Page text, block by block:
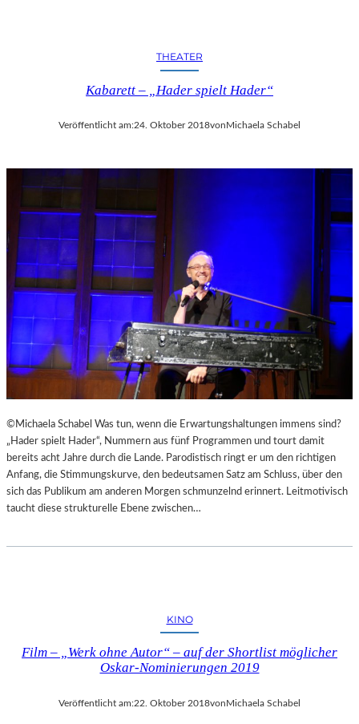
THEATER
Kabarett – „Hader spielt Hader“
Veröffentlicht am:24. Oktober 2018von Michaela Schabel
©Michaela Schabel Was tun, wenn die Erwartungshaltungen immens sind?
„Hader spielt Hader“, Nummern aus fünf Programmen und tourt damit
bereits acht Jahre durch die Lande. Parodistisch ringt er um den richtigen
Anfang, die Stimmungskurve, den bedeutsamen Satz am Schluss, über den
sich das Publikum am anderen Morgen schmunzelnd erinnert. Leitmotivisch
taucht diese strukturelle Ebene zwischen…
KINO
Film – „Werk ohne Autor“ – auf der Shortlist möglicher
Oskar-Nominierungen 2019
Veröffentlicht am:22. Oktober 2018vonMichaela Schabel